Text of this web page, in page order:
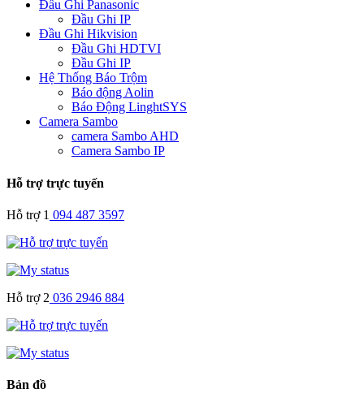
Đầu Ghi Panasonic
Đầu Ghi IP
Đầu Ghi Hikvision
Đầu Ghi HDTVI
Đầu Ghi IP
Hệ Thống Báo Trộm
Báo động Aolin
Báo Động LinghtSYS
Camera Sambo
camera Sambo AHD
Camera Sambo IP
Hỗ trợ trực tuyến
Hỗ trợ 1 094 487 3597
Hỗ trợ 2 036 2946 884
Bản đồ